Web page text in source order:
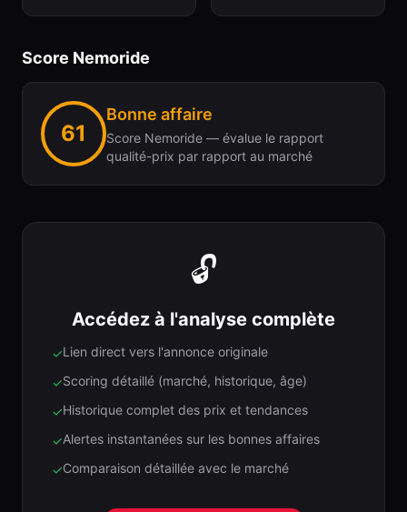
Score Nemoride
61
Bonne affaire
Score Nemoride — évalue le rapport
qualité-prix par rapport au marché
🔓
Accédez à l'analyse complète
✓Lien direct vers l'annonce originale
✓Scoring détaillé (marché, historique, âge)
✓Historique complet des prix et tendances
✓Alertes instantanées sur les bonnes affaires
✓Comparaison détaillée avec le marché